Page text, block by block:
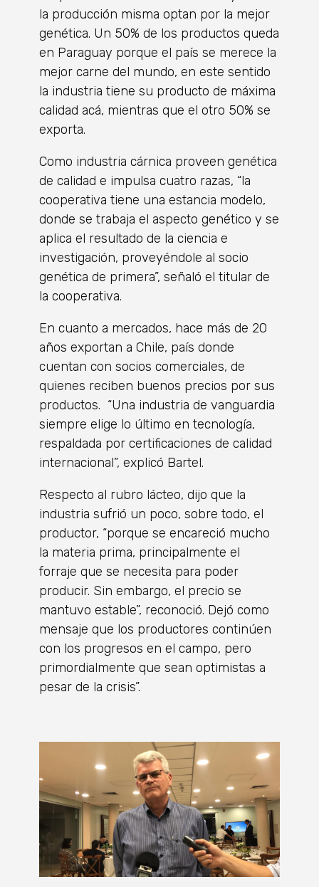
la producción misma optan por la mejor
genética. Un 50% de los productos queda
en Paraguay porque el país se merece la
mejor carne del mundo, en este sentido
la industria tiene su producto de máxima
calidad acá, mientras que el otro 50% se
exporta.
Como industria cárnica proveen genética
de calidad e impulsa cuatro razas, “la
cooperativa tiene una estancia modelo,
donde se trabaja el aspecto genético y se
aplica el resultado de la ciencia e
investigación, proveyéndole al socio
genética de primera”, señaló el titular de
la cooperativa.
En cuanto a mercados, hace más de 20
años exportan a Chile, país donde
cuentan con socios comerciales, de
quienes reciben buenos precios por sus
productos. “Una industria de vanguardia
siempre elige lo último en tecnología,
respaldada por certificaciones de calidad
internacional”, explicó Bartel.
Respecto al rubro lácteo, dijo que la
industria sufrió un poco, sobre todo, el
productor, “porque se encareció mucho
la materia prima, principalmente el
forraje que se necesita para poder
producir. Sin embargo, el precio se
mantuvo estable”, reconoció. Dejó como
mensaje que los productores continúen
con los progresos en el campo, pero
primordialmente que sean optimistas a
pesar de la crisis”.